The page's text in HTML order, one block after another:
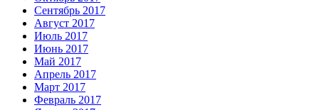
Сентябрь 2017
Август 2017
Июль 2017
Июнь 2017
Май 2017
Апрель 2017
Март 2017
Февраль 2017